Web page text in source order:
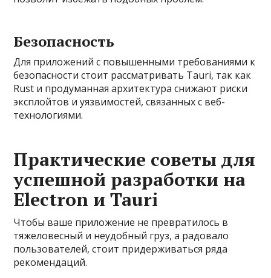
Безопасность
Для приложений с повышенными требованиями к
безопасности стоит рассматривать Tauri, так как
Rust и продуманная архитектура снижают риски
эксплойтов и уязвимостей, связанных с веб-
технологиями.
Практические советы для
успешной разработки на
Electron и Tauri
Чтобы ваше приложение не превратилось в
тяжеловесный и неудобный груз, а радовало
пользователей, стоит придерживаться ряда
рекомендаций.